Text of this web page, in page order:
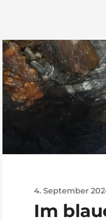
4. September
Im